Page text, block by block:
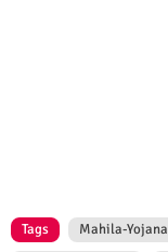
Tags Mahila-Yojana